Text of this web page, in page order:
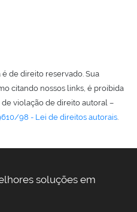
de direito reservado. Sua
citando nossos links, é proibida
violação de direito autoral –
98 - Lei de direitos autorais.
soluções em